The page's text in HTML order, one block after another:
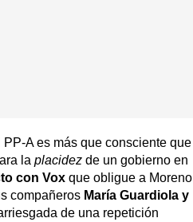
A es más que consciente que
la placidez de un gobierno en
con Vox que obligue a Moreno
compañeros María Guardiola y
de una repetición